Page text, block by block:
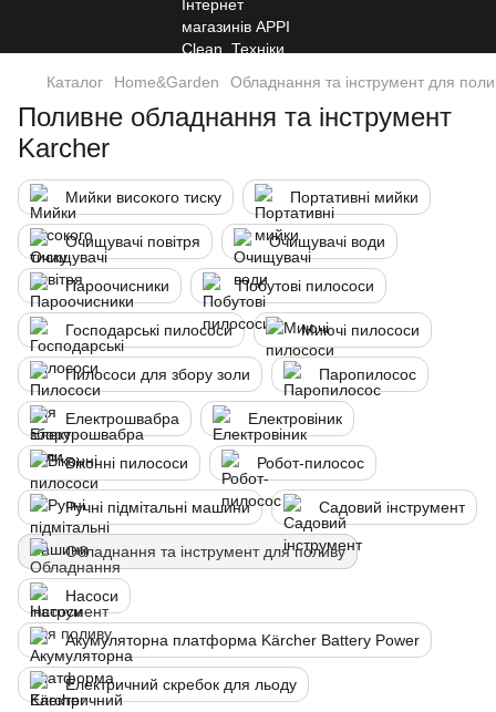
Каталог Home&Garden Обладнання та інструмент для
Поливне обладнання та інструмент
Karcher
Мийки високого тиску Портативні мийки
Очищувачі повітря Очищувачі води
Пароочисники Побутові пилососи
Господарські пилососи Миючі пилососи
Пилососи для збору золи Паропилосос
Електрошвабра Електровіник
Віконні пилососи Робот-пилосос
Ручні підмітальні машини Садовий інструмент
Обладнання та інструмент для поливу
Насоси
Акумуляторна платформа Kärcher Battery Power
Електричний скребок для льоду